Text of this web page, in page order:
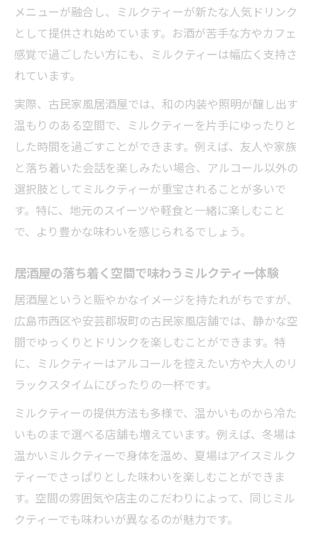
メニューが融合し、ミルクティーが新たな人気ドリンク
として提供され始めています。お酒が苦手な方やカフェ
感覚で過ごしたい方にも、ミルクティーは幅広く支持さ
れています。
実際、古民家風居酒屋では、和の内装や照明が醸し出す
温もりのある空間で、ミルクティーを片手にゆったりと
した時間を過ごすことができます。例えば、友人や家族
と落ち着いた会話を楽しみたい場合、アルコール以外の
選択肢としてミルクティーが重宝されることが多いで
す。特に、地元のスイーツや軽食と一緒に楽しむこと
で、より豊かな味わいを感じられるでしょう。
居酒屋の落ち着く空間で味わうミルクティー体験
居酒屋というと賑やかなイメージを持たれがちですが、
広島市西区や安芸郡坂町の古民家風店舗では、静かな空
間でゆっくりとドリンクを楽しむことができます。特
に、ミルクティーはアルコールを控えたい方や大人のリ
ラックスタイムにぴったりの一杯です。
ミルクティーの提供方法も多様で、温かいものから冷た
いものまで選べる店舗も増えています。例えば、冬場は
温かいミルクティーで身体を温め、夏場はアイスミルク
ティーでさっぱりとした味わいを楽しむことができま
す。空間の雰囲気や店主のこだわりによって、同じミル
クティーでも味わいが異なるのが魅力です。